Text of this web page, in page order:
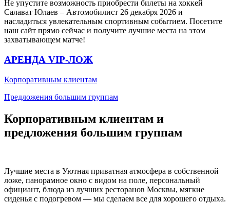
Не упустите возможность приобрести билеты на хоккей
Салават Юлаев – Автомобилист 26 декабря 2026 и
насладиться увлекательным спортивным событием. Посетите
наш сайт прямо сейчас и получите лучшие места на этом
захватывающем матче!
АРЕНДА VIP-ЛОЖ
Корпоративным клиентам
Предложения большим группам
Корпоративным клиентам и
предложения большим группам
Лучшие места в Уютная приватная атмосфера в собственной
ложе, панорамное окно с видом на поле, персональный
официант, блюда из лучших ресторанов Москвы, мягкие
сиденья с подогревом — мы сделаем все для хорошего отдыха.